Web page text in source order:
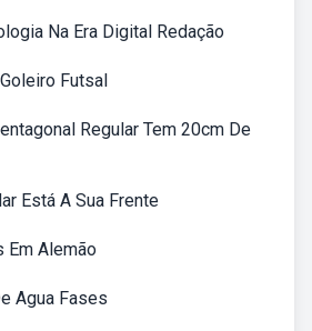
Na Era Digital Redação
Futsal
Regular Tem 20cm De
Está A Sua Frente
Em Alemão
Agua Fases